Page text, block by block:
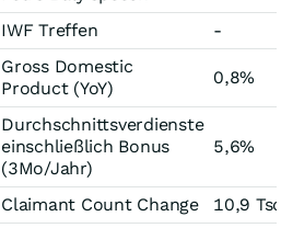
IWF Treffen -
Gross Domestic
Product (YoY)
0,8%
Durchschnittsverdienste
einschließlich Bonus
(3Mo/Jahr)
5,6%
Claimant Count Change 10,9